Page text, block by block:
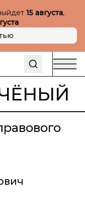
15 августа,